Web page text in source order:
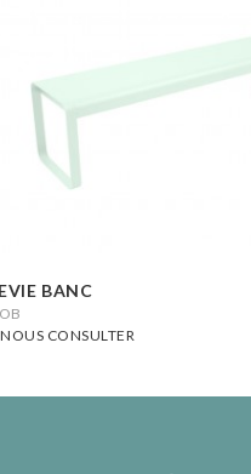
BANC
CONSULTER